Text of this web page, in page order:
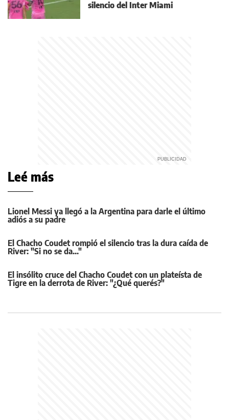
silencio del Inter Miami
Leé más
Lionel Messi ya llegó a la Argentina para darle el último
adiós a su padre
El Chacho Coudet rompió el silencio tras la dura caída de
River: "Si no se da..."
El insólito cruce del Chacho Coudet con un plateísta de
Tigre en la derrota de River: "¿Qué querés?"